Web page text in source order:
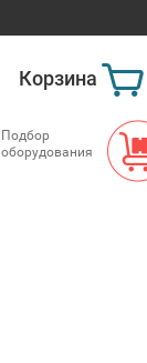
Корзина
Подбор
оборудования